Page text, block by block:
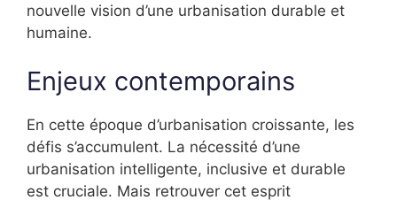
nouvelle vision d’une urbanisation durable et
humaine.
Enjeux contemporains
En cette époque d’urbanisation croissante, les
défis s’accumulent. La nécessité d’une
urbanisation intelligente, inclusive et durable
est cruciale. Mais retrouver cet esprit